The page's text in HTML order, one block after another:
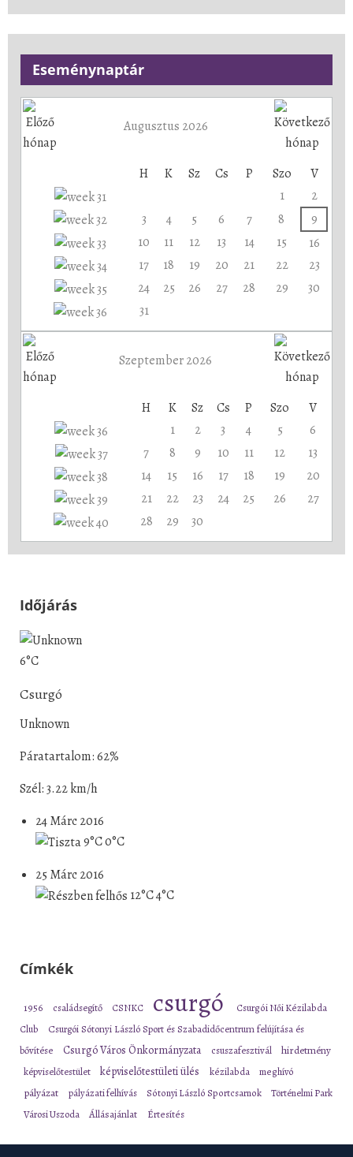
Eseménynaptár
Augusztus 2026
H K Sz Cs P Szo
V
1
2
3
4 5 6 7 8
9
10
11 12 13 14 15
16
17
18 19 20 21 22
23
24
25 26 27 28 29
30
31
Szeptember 2026
H K Sz Cs P Szo
V
1
2 3 4 5
6
7
8 9 10 11 12
13
14
15 16 17 18 19
20
21
22 23 24 25 26
27
28
29 30
Időjárás
6°C
Csurgó
Unknown
Páratartalom: 62%
Szél: 3.22 km/h
24 Márc 2016
9°C0°C
25 Márc 2016
12°C4°C
Címkék
1956 családsegítő CSNKC csurgó
Csurgói Női Kézilabda
Club
Csurgói Sótonyi László Sport és Szabadidőcentrum felújítása és
bővítése
Csurgó Város Önkormányzata csuszafesztivál hirdetmény
képviselőtestület képviselőtestületi ülés kézilabda meghívó
pályázat pályázati felhívás Sótonyi László Sportcsarnok
Történelmi Park
Városi Uszoda
Állásajánlat Értesítés